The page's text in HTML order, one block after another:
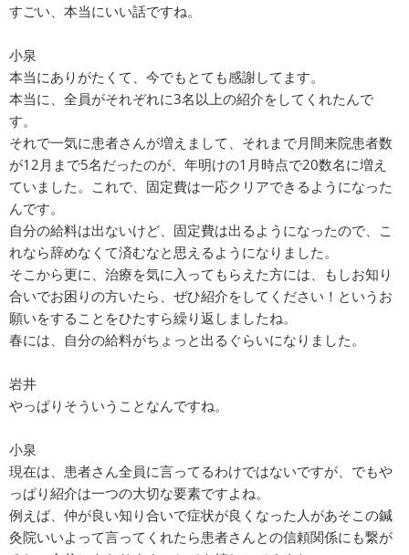
すごい、本当にいい話ですね。
小泉
本当にありがたくて、今でもとても感謝してます。
本当に、全員がそれぞれに3名以上の紹介をしてくれたんで
す。
それで一気に患者さんが増えまして、それまで月間来院患者数
が12月まで5名だったのが、年明けの1月時点で20数名に増え
ていました。これで、固定費は一応クリアできるようになった
んです。
自分の給料は出ないけど、固定費は出るようになったので、こ
れなら辞めなくて済むなと思えるようになりました。
そこから更に、治療を気に入ってもらえた方には、もしお知り
合いでお困りの方いたら、ぜひ紹介をしてください！というお
願いをすることをひたすら繰り返しましたね。
春には、自分の給料がちょっと出るぐらいになりました。
岩井
やっぱりそういうことなんですね。
小泉
現在は、患者さん全員に言ってるわけではないですが、でもや
っぱり紹介は一つの大切な要素ですよね。
例えば、仲が良い知り合いで症状が良くなった人があそこの鍼
灸院いいよって言ってくれたら患者さんとの信頼関係にも繋が